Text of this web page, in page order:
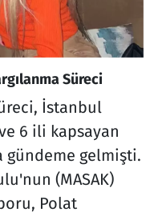
Süreci
İstanbul
6 ili kapsayan
gündeme gelmişti.
(MASAK)
Polat